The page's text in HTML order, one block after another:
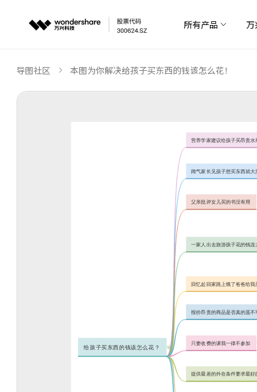
所有产品 万
导图社区 本图为你解决给孩子买东西的钱该怎么花！